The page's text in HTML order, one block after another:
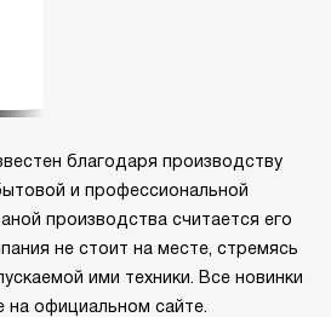
благодаря производству
и профессиональной
производства считается его
не стоит на месте, стремясь
ими техники. Все новинки
на официальном сайте.